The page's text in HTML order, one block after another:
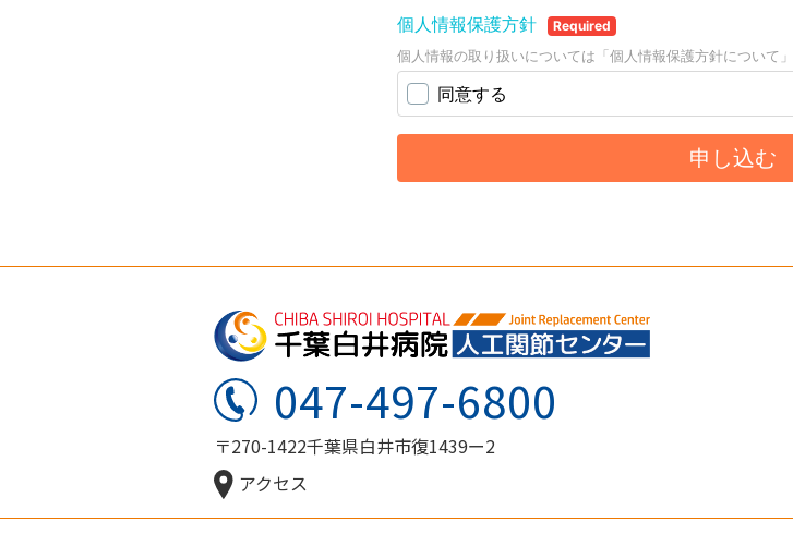
047-497-6800
〒270-1422千葉県白井市復1439ー2
アクセス